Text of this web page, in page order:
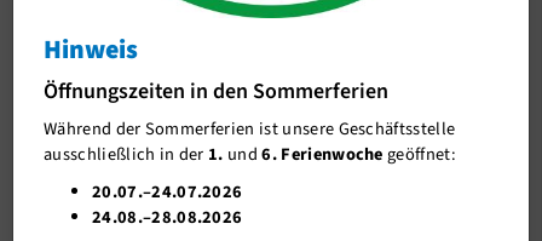
Delegiertenversammlung 2026
Einladung und Tagesordnung
J-Team
Stellenangebote
Förderverein me-sport e.V.
Mitgliederservice
Hinweis
Öffnungszeiten in den Sommerferien
Während der Sommerferien ist unsere Geschäftsstelle
ausschließlich in der 1. und6. Ferienwochegeöffnet:
20.07.–24.07.2026
24.08.–28.08.2026